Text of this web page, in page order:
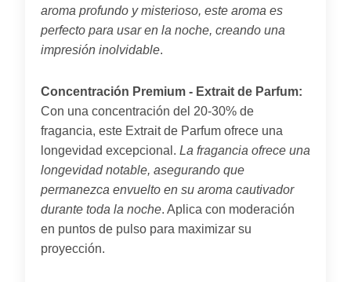
aroma profundo y misterioso, este aroma es
perfecto para usar en la noche, creando una
impresión inolvidable.
Concentración Premium - Extrait de Parfum:
Con una concentración del 20-30% de
fragancia, este Extrait de Parfum ofrece una
longevidad excepcional. La fragancia ofrece una
longevidad notable, asegurando que
permanezca envuelto en su aroma cautivador
durante toda la noche. Aplica con moderación
en puntos de pulso para maximizar su
proyección.